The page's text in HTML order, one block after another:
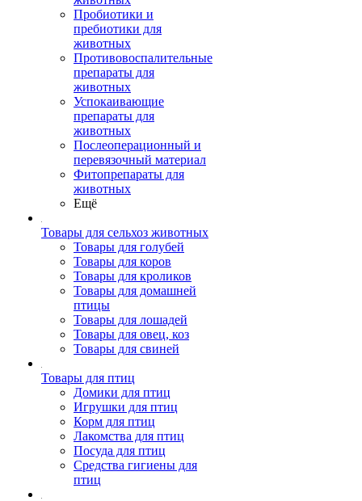
Пробиотики и
пребиотики для
животных
Противовоспалительные
препараты для
животных
Успокаивающие
препараты для
животных
Послеоперационный и
перевязочный материал
Фитопрепараты для
животных
Ещё
Товары для сельхоз животных
Товары для голубей
Товары для коров
Товары для кроликов
Товары для домашней
птицы
Товары для лошадей
Товары для овец, коз
Товары для свиней
Товары для птиц
Домики для птиц
Игрушки для птиц
Корм для птиц
Лакомства для птиц
Посуда для птиц
Средства гигиены для
птиц